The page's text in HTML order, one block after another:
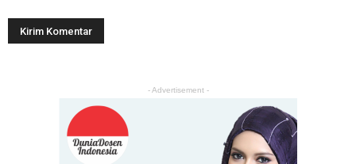
- Advertisement -